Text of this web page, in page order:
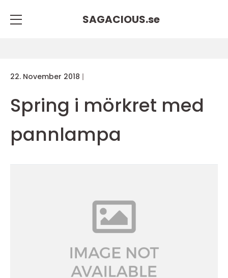
SAGACIOUS.se
22. November 2018
Spring i mörkret med
pannlampa